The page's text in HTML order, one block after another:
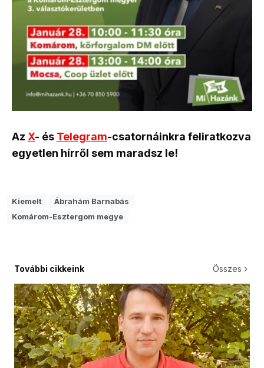
Az X- és Telegram-csatornáinkra feliratkozva
egyetlen hírről sem maradsz le!
Kiemelt
Ábrahám Barnabás
Komárom-Esztergom megye
További cikkeink Összes